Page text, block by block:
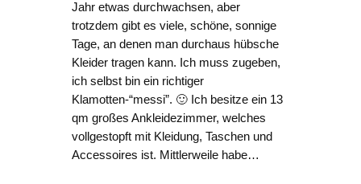
Jahr etwas durchwachsen, aber
trotzdem gibt es viele, schöne, sonnige
Tage, an denen man durchaus hübsche
Kleider tragen kann. Ich muss zugeben,
ich selbst bin ein richtiger
Klamotten-“messi”. 🙂 Ich besitze ein 13
qm großes Ankleidezimmer, welches
vollgestopft mit Kleidung, Taschen und
Accessoires ist. Mittlerweile habe…